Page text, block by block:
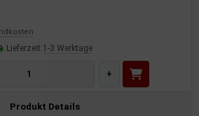
Lieferzeit:1-3 Werktage
+
Produkt Details